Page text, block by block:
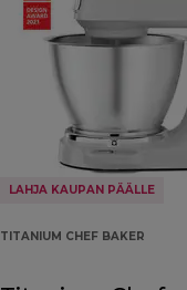
LAHJA KAUPAN PÄÄLLE
TITANIUM CHEF BAKER